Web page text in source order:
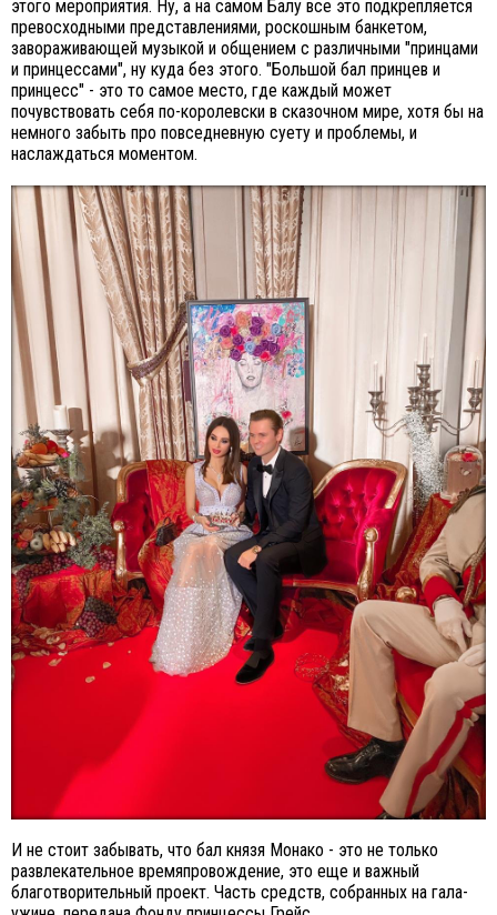
этого мероприятия. Ну, а на самом Балу все это подкрепляется
превосходными представлениями, роскошным банкетом,
завораживающей музыкой и общением с различными "принцами
и принцессами", ну куда без этого. "Большой бал принцев и
принцесс" - это то самое место, где каждый может
почувствовать себя по-королевски в сказочном мире, хотя бы на
немного забыть про повседневную суету и проблемы, и
наслаждаться моментом.
И не стоит забывать, что бал князя Монако - это не только
развлекательное времяпровождение, это еще и важный
благотворительный проект. Часть средств, собранных на гала-